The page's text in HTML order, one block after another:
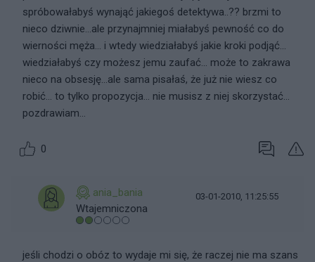
spróbowałabyś wynająć jakiegoś detektywa..?? brzmi to
nieco dziwnie...ale przynajmniej miałabyś pewność co do
wierności męża... i wtedy wiedziałabyś jakie kroki podjąć...
wiedziałabyś czy możesz jemu zaufać... może to zakrawa
nieco na obsesję...ale sama pisałaś, że już nie wiesz co
robić... to tylko propozycja... nie musisz z niej skorzystać...
pozdrawiam...
0
ania_bania
Wtajemniczona
03-01-2010, 11:25:55
jeśli chodzi o obóz to wydaje mi się, że raczej nie ma szans